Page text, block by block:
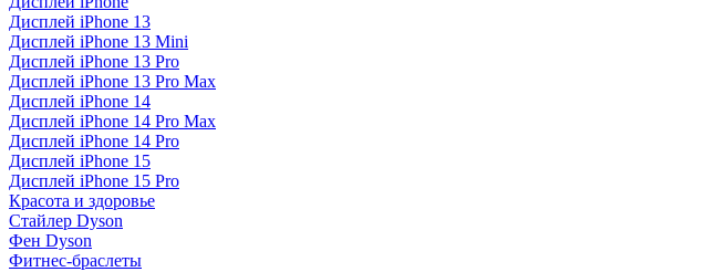
Дисплей iPhone 13
Дисплей iPhone 13 Mini
Дисплей iPhone 13 Pro
Дисплей iPhone 13 Pro Max
Дисплей iPhone 14
Дисплей iPhone 14 Pro Max
Дисплей iPhone 14 Pro
Дисплей iPhone 15
Дисплей iPhone 15 Pro
Красота и здоровье
Стайлер Dyson
Фен Dyson
Фитнес-браслеты